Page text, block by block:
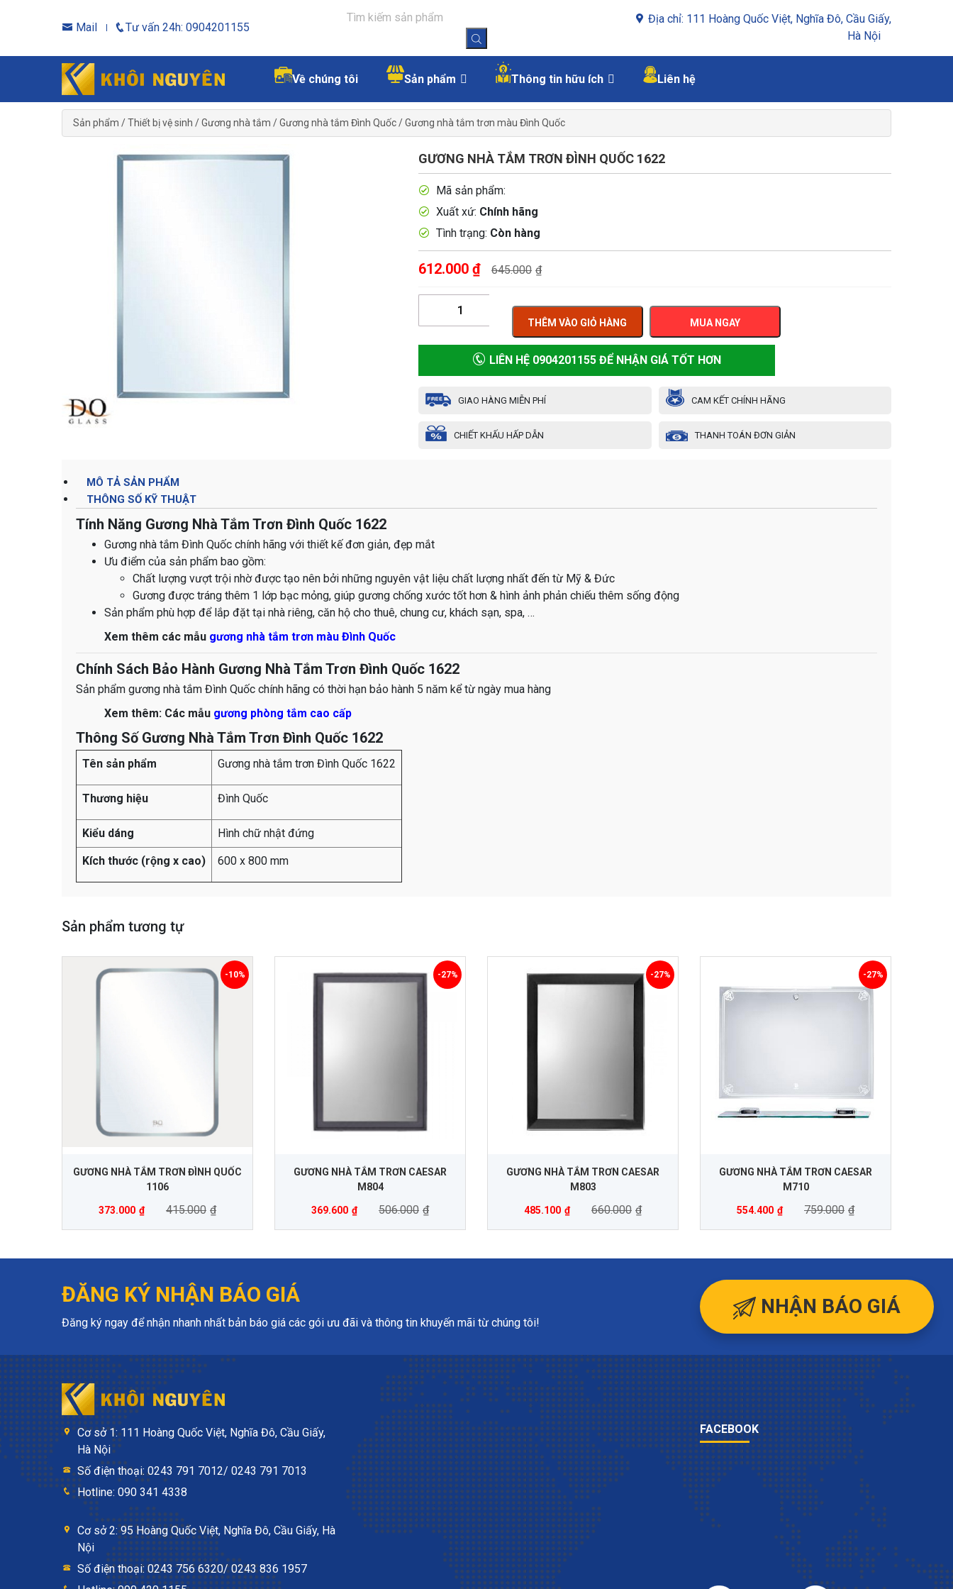
Mail Tư vấn 24h: 0904201155
Địa chỉ: 111 Hoàng Quốc Việt, Nghĩa Đô, Cầu Giấy,
Hà Nội
Về chúng tôi Sản phẩm Thông tin hữu ích Liên hệ
Sản phẩm /Thiết bị vệ sinh /Gương nhà tắm /Gương nhà tắm Đình Quốc/Gương nhà tắm trơn màu Đình Quốc
GƯƠNG NHÀ TẮM TRƠN ĐÌNH QUỐC 1622
Mã sản phẩm:
Xuất xứ: Chính hãng
Tình trạng: Còn hàng
612.000 ₫ 645.000 ₫
THÊM VÀO GIỎ HÀNG MUA NGAY
LIÊN HỆ 0904201155 ĐỂ NHẬN GIÁ TỐT HƠN
GIAO HÀNG MIỄN PHÍ CAM KẾT CHÍNH HÃNG
CHIẾT KHẤU HẤP DẪN THANH TOÁN ĐƠN GIẢN
MÔ TẢ SẢN PHẨM
THÔNG SỐ KỸ THUẬT
Tính Năng Gương Nhà Tắm Trơn Đình Quốc 1622
Gương nhà tắm Đình Quốc chính hãng với thiết kế đơn giản, đẹp mắt
Ưu điểm của sản phẩm bao gồm:
Chất lượng vượt trội nhờ được tạo nên bởi những nguyên vật liệu chất lượng nhất đến từ Mỹ & Đức
Gương được tráng thêm 1 lớp bạc mỏng, giúp gương chống xước tốt hơn & hình ảnh phản chiếu thêm sống động
Sản phẩm phù hợp để lắp đặt tại nhà riêng, căn hộ cho thuê, chung cư, khách sạn, spa, …
​​​​​​​​​​​​​​​​​​​​​​​​​​​​​​​​​​​​​​​​​​​​​​​​​​​​​​​​​​​​​​​​​​​​​​​​​​​​​​​​​​​​​​​​​​​​​​​​​​​​​​​​​​​​​​​​​​​​​​​​​​​​​​​​​​​​​​​​​​​​​​​​​​​​​​​​​​​​​​​​​​​​​​​​​​​​​​​​​​​​​​​​​​​​​​​​​​​​​​​​​​​​​​​​​​​​​​​​​​​​​​​​Xem thêm các mẫu gương nhà tắm trơn màu Đình Quốc
Chính Sách Bảo Hành Gương Nhà Tắm Trơn Đình Quốc 1622
Sản phẩm gương nhà tắm Đình Quốc chính hãng có thời hạn bảo hành 5 năm kể từ ngày mua hàng
​​​​​​​​​​​​​​​​​​​​​​​​​​​​​​​​​​​​​​​​​​​​​​​​​​​​​​​​​​​​​​​Xem thêm: Các mẫu gương phòng tắm cao cấp
Thông Số Gương Nhà Tắm Trơn Đình Quốc 1622
Tên sản phẩm Gương nhà tắm trơn Đình Quốc 1622
Thương hiệu Đình Quốc
Kiểu dáng Hình chữ nhật đứng
Kích thước (rộng x cao) 600 x 800 mm
Sản phẩm tương tự
GƯƠNG NHÀ TẮM TRƠN ĐÌNH QUỐC
1106
373.000 ₫ 415.000 ₫
-10%
GƯƠNG NHÀ TẮM TRƠN CAESAR
M804
369.600 ₫ 506.000 ₫
-27%
GƯƠNG NHÀ TẮM TRƠN CAESAR
M803
485.100 ₫ 660.000 ₫
-27%
GƯƠNG NHÀ TẮM TRƠN CAESAR
M710
554.400 ₫ 759.000 ₫
-27%
ĐĂNG KÝ NHẬN BÁO GIÁ
Đăng ký ngay để nhận nhanh nhất bản báo giá các gói ưu đãi và thông tin khuyến mãi từ chúng tôi!
NHẬN BÁO GIÁ
Cơ sở 1: 111 Hoàng Quốc Việt, Nghĩa Đô, Cầu Giấy,
Hà Nội
Số điện thoại: 0243 791 7012/ 0243 791 7013
Hotline: 090 341 4338
Cơ sở 2: 95 Hoàng Quốc Việt, Nghĩa Đô, Cầu Giấy, Hà
Nội
Số điện thoại: 0243 756 6320/ 0243 836 1957
FACEBOOK